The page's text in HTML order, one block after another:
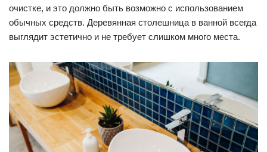
очистке, и это должно быть возможно с использованием
обычных средств. Деревянная столешница в ванной всегда
выглядит эстетично и не требует слишком много места.